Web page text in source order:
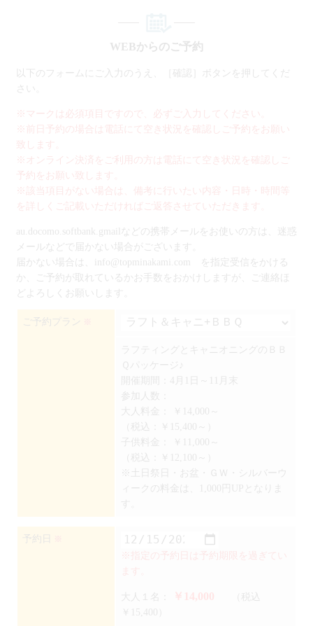
WEBからのご予約
以下のフォームにご入力のうえ、［確認］ボタンを押してくだ
さい。
※マークは必須項目ですので、必ずご入力してください。
※前日予約の場合は電話にて空き状況を確認しご予約をお願い
致します。
※オンライン決済をご利用の方は電話にて空き状況を確認しご
予約をお願い致します。
※該当項目がない場合は、備考に行いたい内容・日時・時間等
を詳しくご記載いただければご返答させていただきます。
au.docomo.softbank.gmailなどの携帯メールをお使いの方は、迷惑
メールなどで届かない場合がございます。
届かない場合は、info@topminakami.com を指定受信をかける
か、ご予約が取れているかお手数をおかけしますが、ご連絡ほ
どよろしくお願いします。
ご予約プラン
ラフティングとキャニオニングのＢＢ
Ｑパッケージ♪
開催期間：4月1日～11月末
参加人数：
大人料金：
￥14,000～
（税込：￥15,400～）
（税込：￥12,100～）
※土日祭日・お盆・ＧＷ・シルバーウ
ィークの料金は、1,000円UPとなりま
予約日
※指定の予約日は予約期限を過ぎてい
大人１名： ￥14,000
（税込
￥15,400）